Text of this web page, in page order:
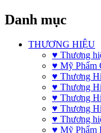
Danh mục
THƯƠNG HIỆU
♥ Thương
♥ Mỹ Phẩm
♥ Thương
♥ Thương
♥ Thương
♥ Thương
♥ Thương
♥ Mỹ Phẩm